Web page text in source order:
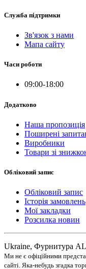
Служба підтримки
Зв'язок з нами
Мапа сайту
Часи роботи
09:00-18:00
Додатково
Наша пропозиція
Поширені
Виробники
Товари зі
Обліковий запис
Обліковий запис
Історія замовлень
Мої закладки
Розсилка новин
Ukraine, Фурнитура
Ми не є офіційними
сайті. Яка-небудь згадка